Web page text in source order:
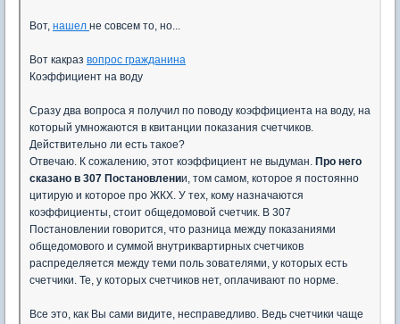
Вот, нашел не совсем то, но...
Вот какраз вопрос гражданина
Коэффициент на воду
Сразу два вопроса я получил по поводу коэффициента на воду, на
который умножаются в квитанции показания счетчиков.
Действительно ли есть такое?
Отвечаю. К сожалению, этот коэффициент не выдуман. Про него
сказано в 307 Постановлении, том самом, которое я постоянно
цитирую и которое про ЖКХ. У тех, кому назначаются
коэффициенты, стоит общедомовой счетчик. В 307
Постановлении говорится, что разница между показаниями
общедомового и суммой внутриквартирных счетчиков
распределяется между теми поль зователями, у которых есть
счетчики. Те, у которых счетчиков нет, оплачивают по норме.
Все это, как Вы сами видите, несправедливо. Ведь счетчики чаще